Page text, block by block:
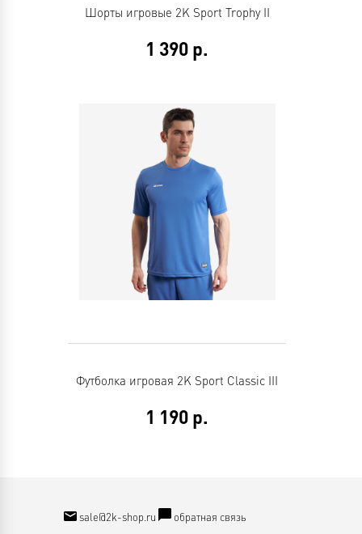
Шорты игровые 2K Sport Trophy II
1 390 р.
Футболка игровая 2K Sport Classic III
1 190 р.
sale@2k-shop.ru обратная связь